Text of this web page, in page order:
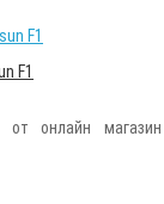
F1
онлайн магазин